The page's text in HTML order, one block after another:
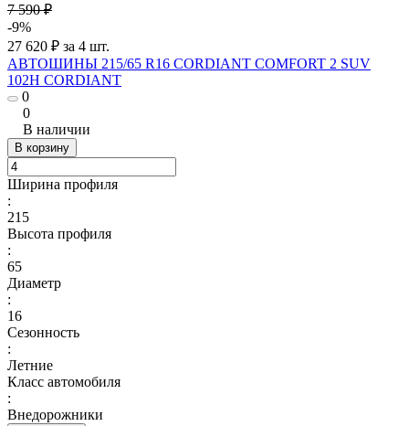
7 590 ₽
-9%
27 620 ₽ за 4 шт.
АВТОШИНЫ 215/65 R16 CORDIANT COMFORT 2 SUV
102H CORDIANT
0
0
В наличии
В корзину
Ширина профиля
:
215
Высота профиля
:
65
Диаметр
:
16
Сезонность
:
Летние
Класс автомобиля
:
Внедорожники